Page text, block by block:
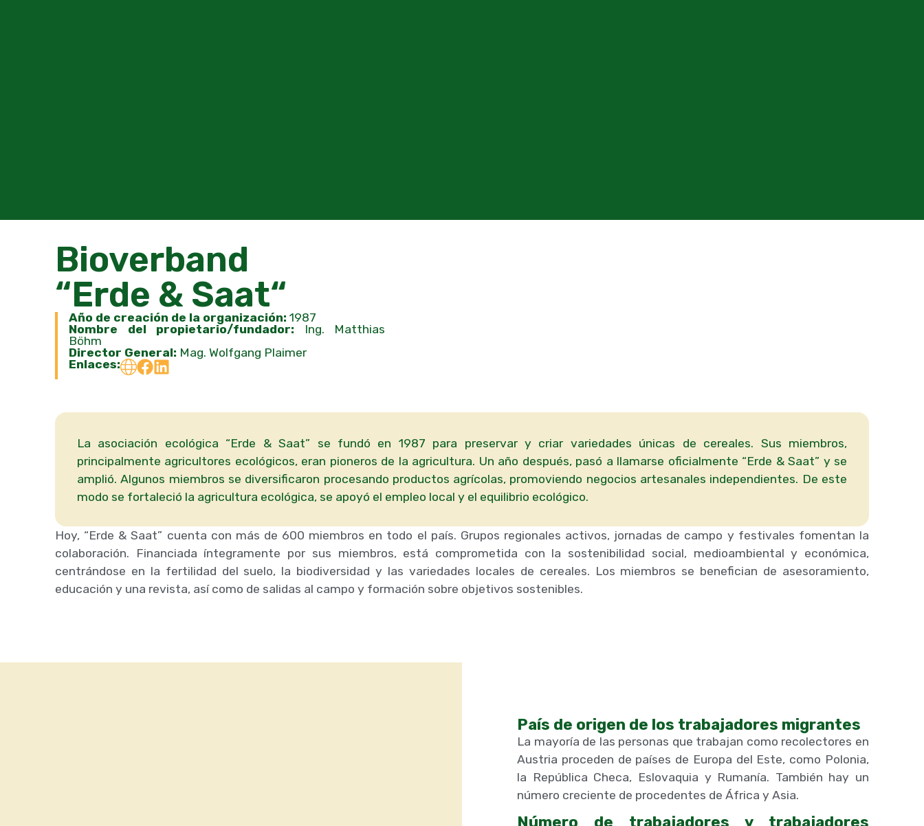
Bioverband
“Erde & Saat“
Año de creación de la organización: 1987
Nombre del propietario/fundador: Ing. Matthias
Böhm
Director General: Mag. Wolfgang Plaimer
Enlaces:
La asociación ecológica “Erde & Saat” se fundó en 1987 para preservar y criar variedades únicas de cereales. Sus miembros,
principalmente agricultores ecológicos, eran pioneros de la agricultura. Un año después, pasó a llamarse oficialmente “Erde & Saat” y se
amplió. Algunos miembros se diversificaron procesando productos agrícolas, promoviendo negocios artesanales independientes. De este
modo se fortaleció la agricultura ecológica, se apoyó el empleo local y el equilibrio ecológico.
Hoy, “Erde & Saat” cuenta con más de 600 miembros en todo el país. Grupos regionales activos, jornadas de campo y festivales fomentan la
colaboración. Financiada íntegramente por sus miembros, está comprometida con la sostenibilidad social, medioambiental y económica,
centrándose en la fertilidad del suelo, la biodiversidad y las variedades locales de cereales. Los miembros se benefician de asesoramiento,
educación y una revista, así como de salidas al campo y formación sobre objetivos sostenibles.
País de origen de los trabajadores migrantes
La mayoría de las personas que trabajan como recolectores en
Austria proceden de países de Europa del Este, como Polonia,
la República Checa, Eslovaquia y Rumanía. También hay un
número creciente de procedentes de África y Asia.